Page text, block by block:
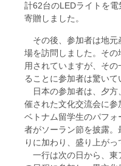
計62台のLEDライトを
寄贈しました。
その後、参加者は地元
場を訪問しました。その
用されていますが、そ
ることに参加者は驚いて
日本の参加者は、夕方
催された文化交流会に
ベトナム留学生のパフ
者がソーラン節を披露
りに加わり、盛り上がっ
一行は次の日から、東